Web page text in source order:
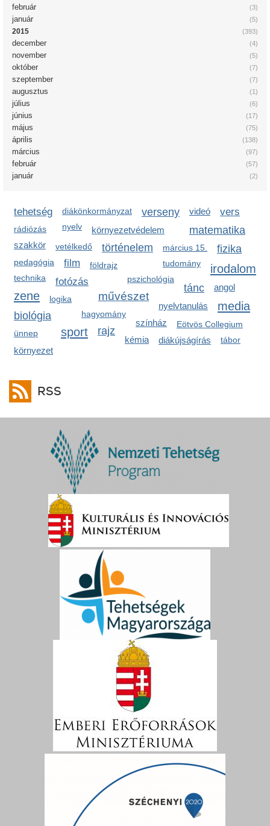
(3)
február
(5)
január
(393)
2015
(4)
december
(5)
november
(7)
október
(7)
szeptember
(1)
augusztus
(6)
július
(17)
június
(75)
május
(138)
április
(97)
március
(57)
február
(2)
január
tehetség diákönkormányzat verseny videó vers
nyelv környezetvédelem
rádiózás matematika
szakkör vetélkedő történelem
március 15.
pedagógia
fizika
film tudomány
földrajz
pszichológia
irodalom
technika fotózás
tánc angol
zene művészet
nyelvtanulás
logika
hagyomány
media
biológia
színház Eötvös Collegium
sport rajz
ünnep
kémia diákújságírás tábor
környezet
RSS